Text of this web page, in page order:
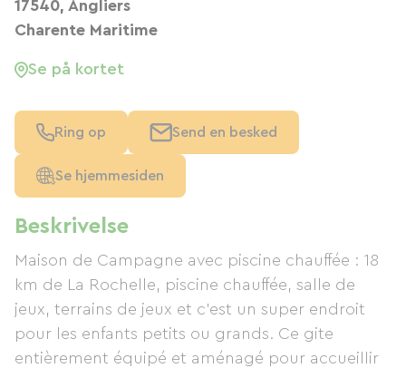
Beskrivelse
Maison de Campagne avec piscine chauffée : 18
km de La Rochelle, piscine chauffée, salle de
jeux, terrains de jeux et c'est un super endroit
pour les enfants petits ou grands. Ce gite
entièrement équipé et aménagé pour accueillir
17540, Angliers
Charente Maritime
Se på kortet
Ring op Send en besked
Se hjemmesiden